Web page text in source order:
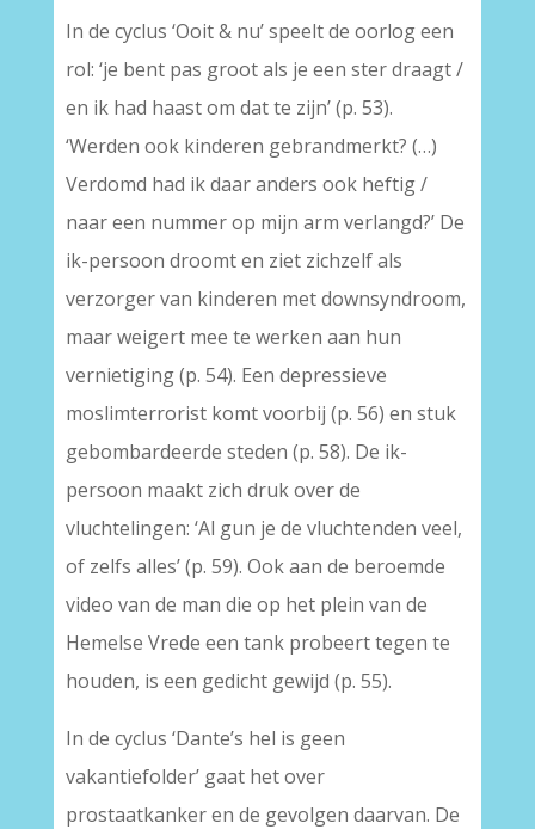
In de cyclus ‘Ooit & nu’ speelt de oorlog een
rol: ‘je bent pas groot als je een ster draagt /
en ik had haast om dat te zijn’ (p. 53).
‘Werden ook kinderen gebrandmerkt? (…)
Verdomd had ik daar anders ook heftig /
naar een nummer op mijn arm verlangd?’ De
ik-persoon droomt en ziet zichzelf als
verzorger van kinderen met downsyndroom,
maar weigert mee te werken aan hun
vernietiging (p. 54). Een depressieve
moslimterrorist komt voorbij (p. 56) en stuk
gebombardeerde steden (p. 58). De ik-
persoon maakt zich druk over de
vluchtelingen: ‘Al gun je de vluchtenden veel,
of zelfs alles’ (p. 59). Ook aan de beroemde
video van de man die op het plein van de
Hemelse Vrede een tank probeert tegen te
houden, is een gedicht gewijd (p. 55).
In de cyclus ‘Dante’s hel is geen
vakantiefolder’ gaat het over
prostaatkanker en de gevolgen daarvan. De